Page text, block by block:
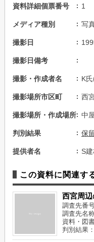
資料詳細個票番号 1
メディア種別 写
撮影日
撮影日備考
撮影・作成者名 K
撮影場所市区町 西
撮影場所・作成場所 中
判別結果 保
提供者名 S
この資料に関連す
西宮周
調査先番
調査先名
資料・図
判別結果